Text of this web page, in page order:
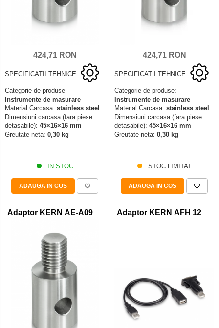
424,71 RON
SPECIFICATII TEHNICE:
Categorie de produse:
Instrumente de masurare
Material Carcasa: stainless steel
Dimensiuni carcasa (fara piese
detasabile): 45×16×16 mm
Greutate neta: 0,30 kg
IN STOC
ADAUGA IN COS
424,71 RON
SPECIFICATII TEHNICE:
Categorie de produse:
Instrumente de masurare
Material Carcasa: stainless steel
Dimensiuni carcasa (fara piese
detasabile): 45×16×16 mm
Greutate neta: 0,30 kg
STOC LIMITAT
ADAUGA IN COS
Adaptor KERN AE-A09 Adaptor KERN AFH 12